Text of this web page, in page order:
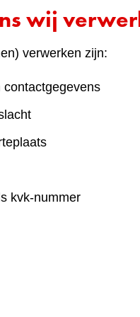
wij
verwerken zijn:
contactgegevens
kvk-nummer